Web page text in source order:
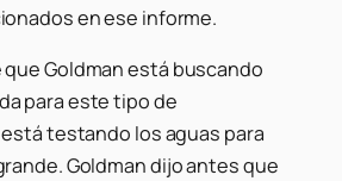
en ese informe.
que Goldman está buscando
para este tipo de
testando los aguas para
Goldman dijo antes que